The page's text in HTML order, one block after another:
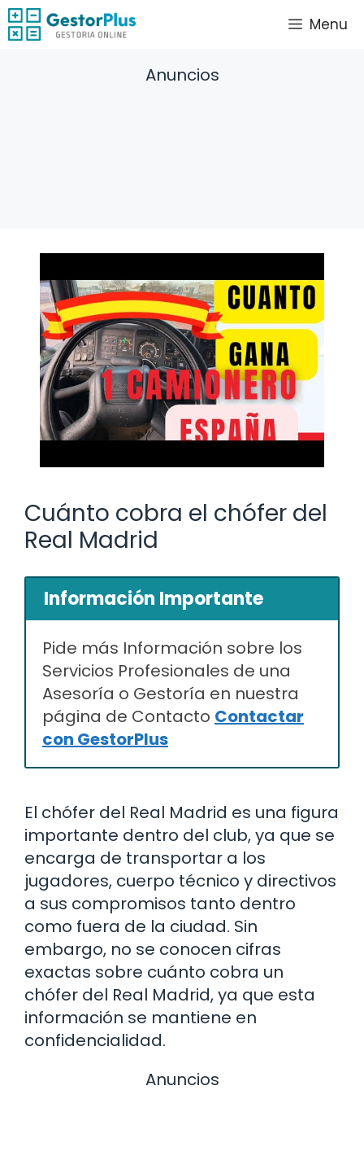
Saltar
al
Menu
Anuncios
Cuánto cobra el chófer del
Real Madrid
Información Importante
Pide más Información sobre los
Servicios Profesionales de una
Asesoría o Gestoría en nuestra
página de Contacto Contactar
con GestorPlus
El chófer del Real Madrid es una figura
importante dentro del club, ya que se
encarga de transportar a los
jugadores, cuerpo técnico y directivos
a sus compromisos tanto dentro
como fuera de la ciudad. Sin
embargo, no se conocen cifras
exactas sobre cuánto cobra un
chófer del Real Madrid, ya que esta
información se mantiene en
confidencialidad.
Anuncios